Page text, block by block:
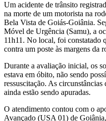
Um acidente de trânsito
na morte de um motorista na
Bela Vista de Goiás-Goiânia.
Móvel de Urgência (Samu), a
11h11. No local, foi constatado
contra um poste às margens da
Durante a avaliação inicial, os
estava em óbito, não sendo
ressuscitação. As
ainda estão sendo apuradas.
O atendimento contou com o
Avançado (USA 01) de